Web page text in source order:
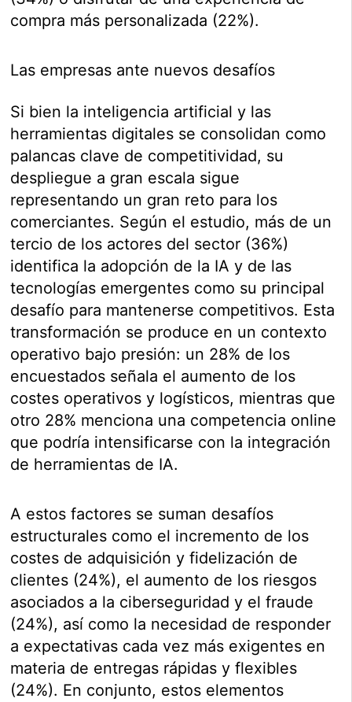
compra más personalizada (22%).
Las empresas ante nuevos desafíos
Si bien la inteligencia artificial y las
herramientas digitales se consolidan como
palancas clave de competitividad, su
despliegue a gran escala sigue
representando un gran reto para los
comerciantes. Según el estudio, más de un
tercio de los actores del sector (36%)
identifica la adopción de la IA y de las
tecnologías emergentes como su principal
desafío para mantenerse competitivos. Esta
transformación se produce en un contexto
operativo bajo presión: un 28% de los
encuestados señala el aumento de los
costes operativos y logísticos, mientras que
otro 28% menciona una competencia online
que podría intensificarse con la integración
de herramientas de IA.
A estos factores se suman desafíos
estructurales como el incremento de los
costes de adquisición y fidelización de
clientes (24%), el aumento de los riesgos
asociados a la ciberseguridad y el fraude
(24%), así como la necesidad de responder
a expectativas cada vez más exigentes en
materia de entregas rápidas y flexibles
(24%). En conjunto, estos elementos